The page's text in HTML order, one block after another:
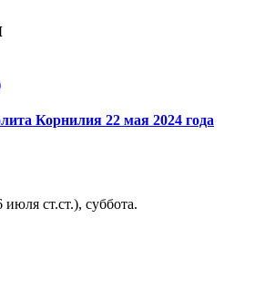
Корнилия 22 мая 2024 года
июля ст.ст.), суббота.